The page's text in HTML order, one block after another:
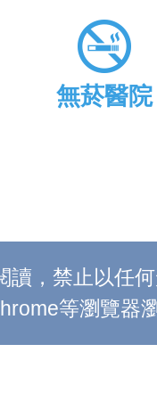
無菸醫院
，禁止以任
等瀏覽器瀏